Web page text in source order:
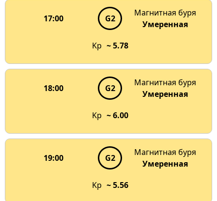
17:00 G2
Магнитная буря
Умеренная
Kp ~ 5.78
18:00 G2
Магнитная буря
Умеренная
Kp ~ 6.00
19:00 G2
Магнитная буря
Умеренная
Kp ~ 5.56